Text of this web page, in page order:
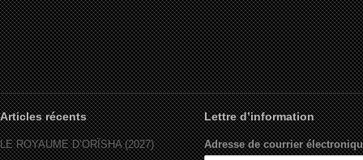
Articles récents
LE ROYAUME D’ORÏSHA (2027)
Lettre d’information
Adresse de courrier